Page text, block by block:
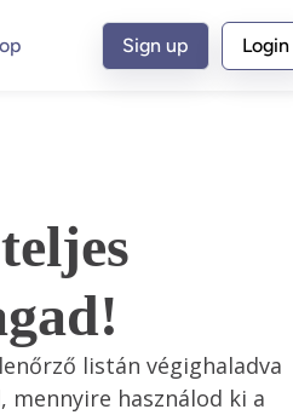
Sign up Login
listán végighaladva
használod ki a